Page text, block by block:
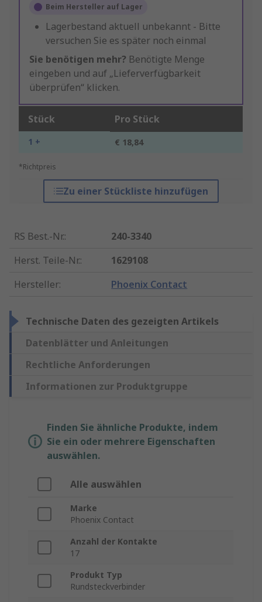
Beim Hersteller auf Lager
Lagerbestand aktuell unbekannt - Bitte
versuchen Sie es später noch einmal
Sie benötigen mehr? Benötigte Menge
eingeben und auf „Lieferverfügbarkeit
überprüfen“ klicken.
Stück Pro Stück
1 + € 18,84
*Richtpreis
Zu einer Stückliste hinzufügen
RS Best.-Nr.:
240-3340
Herst. Teile-Nr.:
1629108
Hersteller: Phoenix Contact
Technische Daten des gezeigten Artikels
Datenblätter und Anleitungen
Rechtliche Anforderungen
Informationen zur Produktgruppe
Finden Sie ähnliche Produkte, indem
Sie ein oder mehrere Eigenschaften
auswählen.
Alle auswählen
Marke
Phoenix Contact
Anzahl der Kontakte
17
Produkt Typ
Rundsteckverbinder